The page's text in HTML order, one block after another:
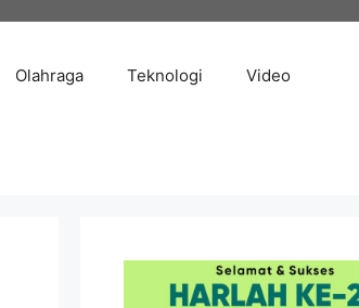
Olahraga Teknologi Video